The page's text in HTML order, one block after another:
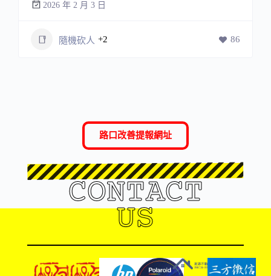
2026 年 2 月 3 日
隨機砍人 +2 86
路口改善提報網址
CONTACT
US